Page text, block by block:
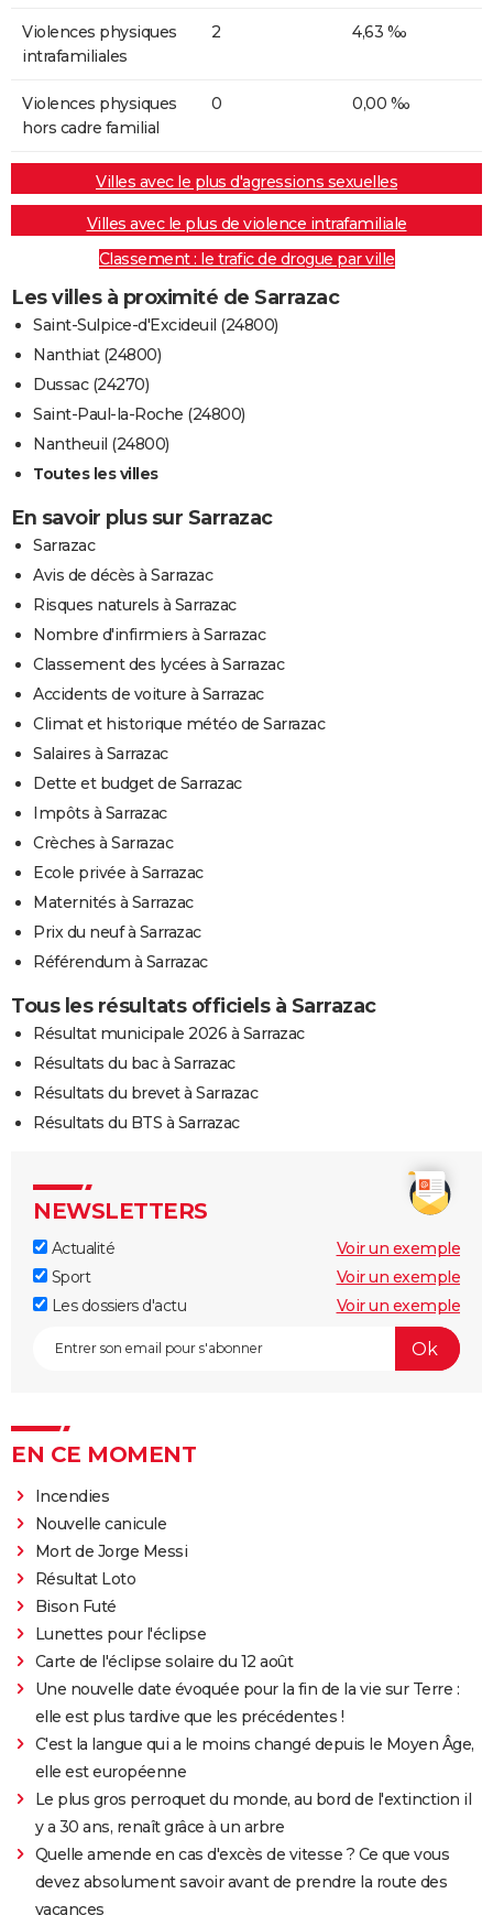
Violences physiques
intrafamiliales
2 4,63 ‰
Violences physiques
hors cadre familial
0 0,00 ‰
Villes avec le plus d'agressions sexuelles
Villes avec le plus de violence intrafamiliale
Classement : le trafic de drogue par ville
Les villes à proximité de Sarrazac
Saint-Sulpice-d'Excideuil (24800)
Nanthiat (24800)
Dussac (24270)
Saint-Paul-la-Roche (24800)
Nantheuil (24800)
Toutes les villes
En savoir plus sur Sarrazac
Sarrazac
Avis de décès à Sarrazac
Risques naturels à Sarrazac
Nombre d'infirmiers à Sarrazac
Classement des lycées à Sarrazac
Accidents de voiture à Sarrazac
Climat et historique météo de Sarrazac
Salaires à Sarrazac
Dette et budget de Sarrazac
Impôts à Sarrazac
Crèches à Sarrazac
Ecole privée à Sarrazac
Maternités à Sarrazac
Prix du neuf à Sarrazac
Référendum à Sarrazac
Tous les résultats officiels à Sarrazac
Résultat municipale 2026 à Sarrazac
Résultats du bac à Sarrazac
Résultats du brevet à Sarrazac
Résultats du BTS à Sarrazac
NEWSLETTERS
Actualité
Voir un exemple
Sport
Voir un exemple
Les dossiers d'actu
Voir un exemple
EN CE MOMENT
Incendies
Nouvelle canicule
Mort de Jorge Messi
Résultat Loto
Bison Futé
Lunettes pour l'éclipse
Carte de l'éclipse solaire du 12 août
Une nouvelle date évoquée pour la fin de la vie sur Terre :
elle est plus tardive que les précédentes !
C'est la langue qui a le moins changé depuis le Moyen Âge,
elle est européenne
Le plus gros perroquet du monde, au bord de l'extinction il
y a 30 ans, renaît grâce à un arbre
Quelle amende en cas d'excès de vitesse ? Ce que vous
devez absolument savoir avant de prendre la route des
vacances